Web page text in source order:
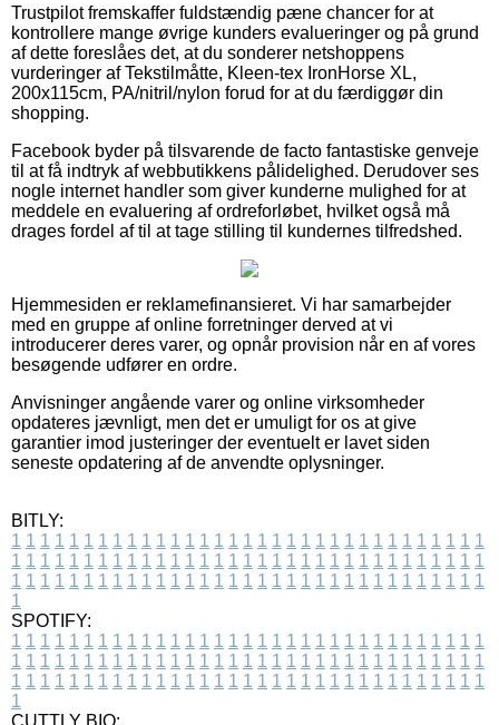
Trustpilot fremskaffer fuldstændig pæne chancer for at
kontrollere mange øvrige kunders evalueringer og på grund
af dette foreslåes det, at du sonderer netshoppens
vurderinger af Tekstilmåtte, Kleen-tex IronHorse XL,
200x115cm, PA/nitril/nylon forud for at du færdiggør din
shopping.
Facebook byder på tilsvarende de facto fantastiske genveje
til at få indtryk af webbutikkens pålidelighed. Derudover ses
nogle internet handler som giver kunderne mulighed for at
meddele en evaluering af ordreforløbet, hvilket også må
drages fordel af til at tage stilling til kundernes tilfredshed.
Hjemmesiden er reklamefinansieret. Vi har samarbejder
med en gruppe af online forretninger derved at vi
introducerer deres varer, og opnår provision når en af vores
besøgende udfører en ordre.
Anvisninger angående varer og online virksomheder
opdateres jævnligt, men det er umuligt for os at give
garantier imod justeringer der eventuelt er lavet siden
seneste opdatering af de anvendte oplysninger.
BITLY:
1 1 1 1 1 1 1 1 1 1 1 1 1 1 1 1 1 1 1 1 1 1 1 1 1 1 1 1 1 1 1 1 1
1 1 1 1 1 1 1 1 1 1 1 1 1 1 1 1 1 1 1 1 1 1 1 1 1 1 1 1 1 1 1 1 1
1 1 1 1 1 1 1 1 1 1 1 1 1 1 1 1 1 1 1 1 1 1 1 1 1 1 1 1 1 1 1 1 1
1
SPOTIFY:
1 1 1 1 1 1 1 1 1 1 1 1 1 1 1 1 1 1 1 1 1 1 1 1 1 1 1 1 1 1 1 1 1
1 1 1 1 1 1 1 1 1 1 1 1 1 1 1 1 1 1 1 1 1 1 1 1 1 1 1 1 1 1 1 1 1
1 1 1 1 1 1 1 1 1 1 1 1 1 1 1 1 1 1 1 1 1 1 1 1 1 1 1 1 1 1 1 1 1
1
CUTTLY BIO: